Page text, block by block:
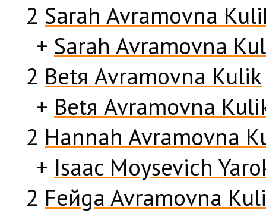
2 Sarah Avramovna
+ Sarah Avramovna
2 Betя Avramovna Kulik
+ Betя Avramovna
2 Hannah Avramovna
+ Isaac Moysevich
2 Feйga Avramovna